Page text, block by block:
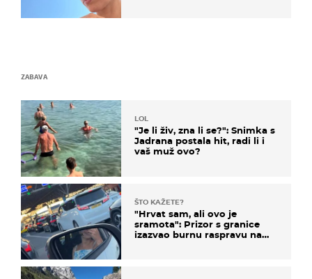
ZABAVA
LOL
"Je li živ, zna li se?": Snimka s
Jadrana postala hit, radi li i
vaš muž ovo?
ŠTO KAŽETE?
"Hrvat sam, ali ovo je
sramota": Prizor s granice
izazvao burnu raspravu na